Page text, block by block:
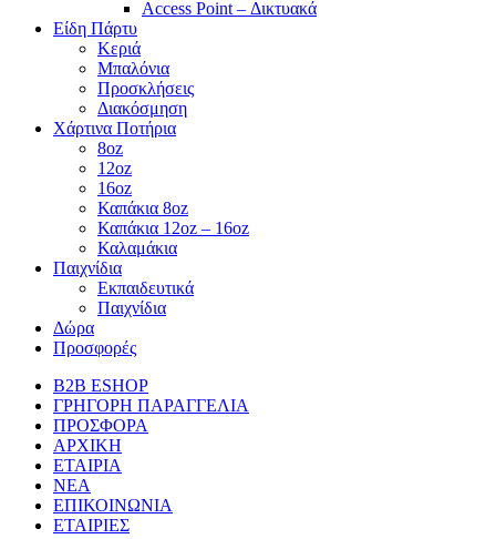
Access Point – Δικτυακά
Είδη Πάρτυ
Κεριά
Μπαλόνια
Προσκλήσεις
Διακόσμηση
Χάρτινα Ποτήρια
8oz
12oz
16oz
Καπάκια 8oz
Καπάκια 12oz – 16oz
Καλαμάκια
Παιχνίδια
Εκπαιδευτικά
Παιχνίδια
Δώρα
Προσφορές
B2B ESHOP
ΓΡΗΓΟΡΗ ΠΑΡΑΓΓΕΛΙΑ
ΠΡΟΣΦΟΡΑ
ΑΡΧΙΚΗ
ΕΤΑΙΡΙΑ
ΝΕΑ
ΕΠΙΚΟΙΝΩΝΙΑ
ΕΤΑΙΡΙΕΣ